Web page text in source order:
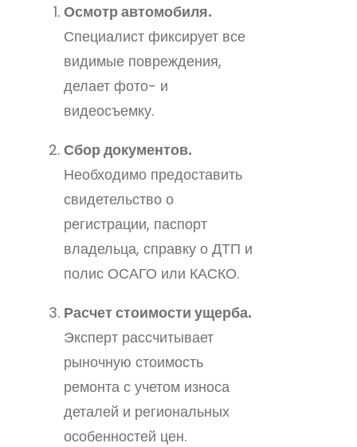
Осмотр автомобиля.
Специалист фиксирует все
видимые повреждения,
делает фото- и
видеосъемку.
Сбор документов.
Необходимо предоставить
свидетельство о
регистрации, паспорт
владельца, справку о ДТП и
полис ОСАГО или КАСКО.
Расчет стоимости ущерба.
Эксперт рассчитывает
рыночную стоимость
ремонта с учетом износа
деталей и региональных
особенностей цен.